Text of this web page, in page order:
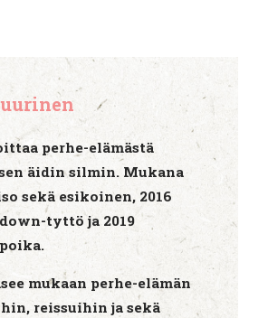
perhe-elämästä
äidin silmin. Mukana
sekä esikoinen, 2016
tyttö ja 2019
mukaan perhe-elämän
reissuihin ja sekä